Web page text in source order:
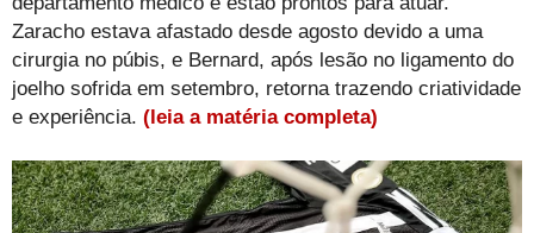
Zaracho estava afastado desde agosto devido a uma
cirurgia no púbis, e Bernard, após lesão no ligamento do
joelho sofrida em setembro, retorna trazendo criatividade
e experiência. (leia a matéria completa)